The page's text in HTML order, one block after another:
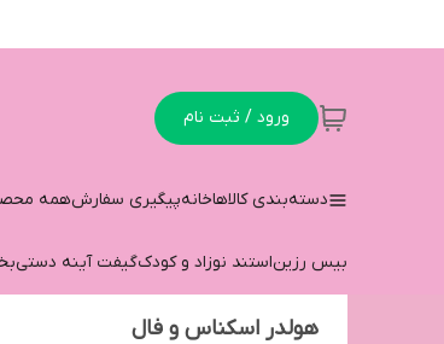
ورود / ثبت نام
دسته‌بندی کالاهاخانهپیگیری سفارشهمه
بیس رزیناستند نوزاد و کودکگیفت آینه دستی
هولدر اسکناس و فال